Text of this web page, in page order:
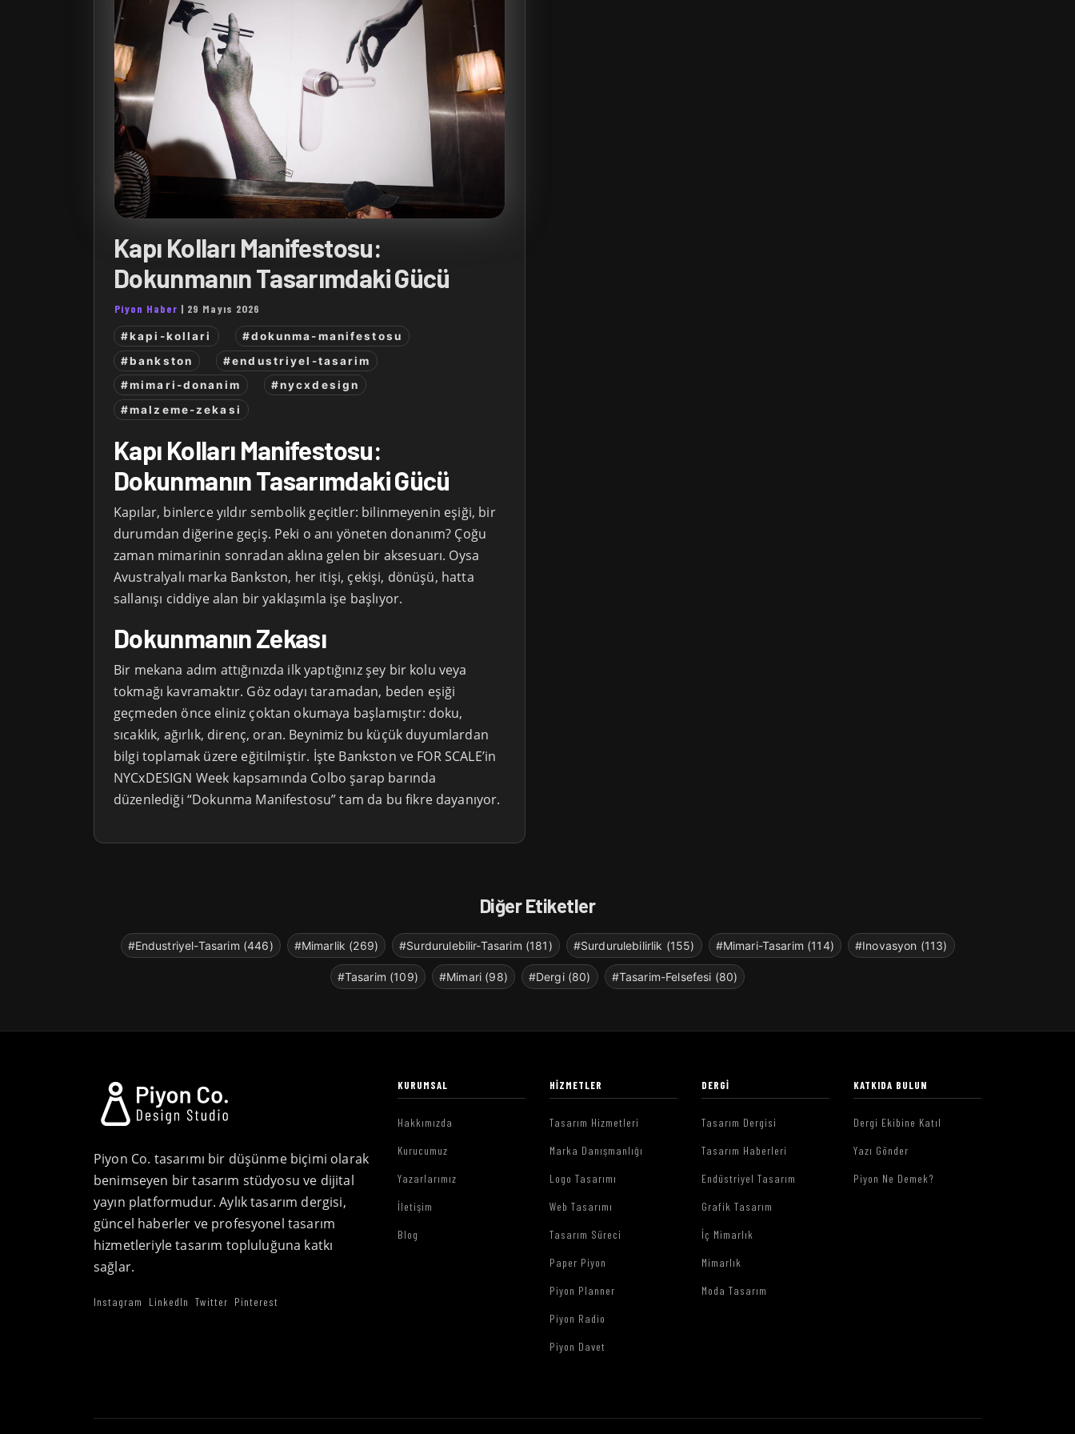
Kapı Kolları Manifestosu:
Dokunmanın Tasarımdaki Gücü
Piyon Haber | 29 Mayıs 2026
#kapi-kollari
#dokunma-manifestosu
#bankston
#endustriyel-tasarim
#mimari-donanim
#nycxdesign
#malzeme-zekasi
Kapı Kolları Manifestosu:
Dokunmanın Tasarımdaki Gücü
Kapılar, binlerce yıldır sembolik geçitler: bilinmeyenin eşiği, bir
durumdan diğerine geçiş. Peki o anı yöneten donanım? Çoğu
zaman mimarinin sonradan aklına gelen bir aksesuarı. Oysa
Avustralyalı marka Bankston, her itişi, çekişi, dönüşü, hatta
sallanışı ciddiye alan bir yaklaşımla işe başlıyor.
Dokunmanın Zekası
Bir mekana adım attığınızda ilk yaptığınız şey bir kolu veya
tokmağı kavramaktır. Göz odayı taramadan, beden eşiği
geçmeden önce eliniz çoktan okumaya başlamıştır: doku,
sıcaklık, ağırlık, direnç, oran. Beynimiz bu küçük duyumlardan
bilgi toplamak üzere eğitilmiştir. İşte Bankston ve FOR SCALE’in
NYCxDESIGN Week kapsamında Colbo şarap barında
düzenlediği “Dokunma Manifestosu” tam da bu fikre dayanıyor.
Diğer Etiketler
#Endustriyel-Tasarim (446) #Mimarlik (269) #Surdurulebilir-Tasarim (181) #Surdurulebilirlik (155) #Mimari-Tasarim (114) #Inovasyon (113)
#Tasarim (109) #Mimari (98) #Dergi (80) #Tasarim-Felsefesi (80)
Piyon Co. tasarımı bir düşünme biçimi olarak
benimseyen bir tasarım stüdyosu ve dijital
yayın platformudur. Aylık tasarım dergisi,
güncel haberler ve profesyonel tasarım
hizmetleriyle tasarım topluluğuna katkı
sağlar.
Instagram LinkedIn Twitter Pinterest
KURUMSAL
Hakkımızda
Kurucumuz
Yazarlarımız
İletişim
Blog
HIZMETLER
Tasarım Hizmetleri
Marka Danışmanlığı
Logo Tasarımı
Web Tasarımı
Tasarım Süreci
Paper Piyon
Piyon Planner
Piyon Radio
Piyon Davet
DERGI
Tasarım Dergisi
Tasarım Haberleri
Endüstriyel Tasarım
Grafik Tasarım
İç Mimarlık
Mimarlık
Moda Tasarım
KATKIDA BULUN
Dergi Ekibine Katıl
Yazı Gönder
Piyon Ne Demek?